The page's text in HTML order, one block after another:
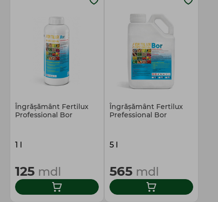
Îngrășământ Fertilux
Professional Bor
1 l
125 mdl
Îngrășământ Fertilux
Prefessional Bor
5 l
565 mdl